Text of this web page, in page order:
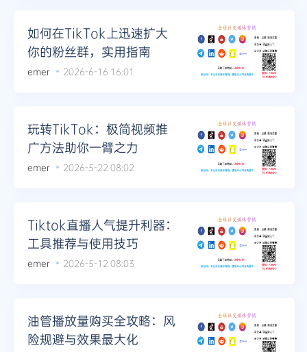
如何在TikTok上迅速扩大
你的粉丝群，实用指南
emer 2026-6-16 16:01
玩转TikTok：极简视频推
广方法助你一臂之力
emer 2026-5-22 08:02
Tiktok直播人气提升利器：
工具推荐与使用技巧
emer 2026-5-12 08:03
油管播放量购买全攻略：风
险规避与效果最大化